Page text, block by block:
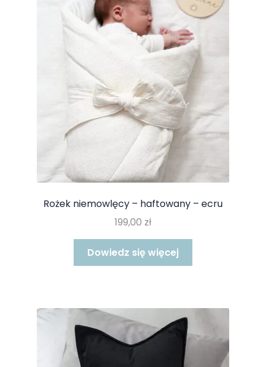
Rożek niemowlęcy – haftowany – ecru
199,00 zł
Dowiedz się więcej